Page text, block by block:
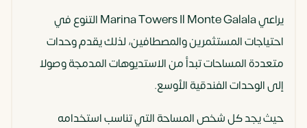
يراعي Marina Towers Il Monte Galala التنوع في
احتياجات المستثمرين والمصطافين، لذلك يقدم وحدات
متعددة المساحات تبدأ من الاستديوهات المدمجة وصولا
إلى الوحدات الفندقية الأوسع.
حيث يجد كل شخص المساحة التي تناسب استخدامه